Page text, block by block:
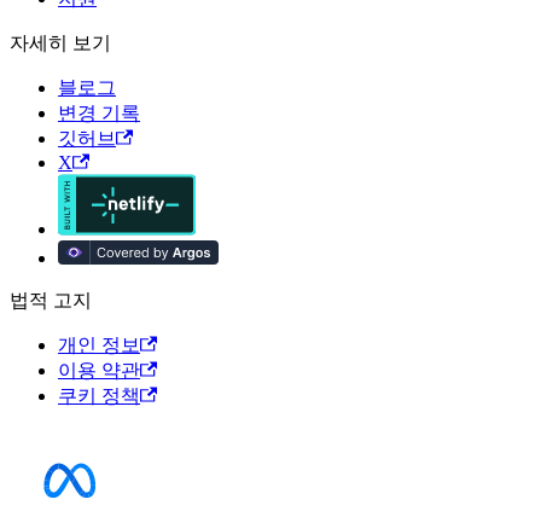
자세히 보기
블로그
변경 기록
깃허브
X
법적 고지
개인 정보
이용 약관
쿠키 정책